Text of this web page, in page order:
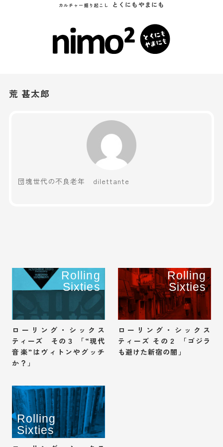
カルチャー掘り起こし とくにもやまにも
荒 甚太郎
団塊世代の不良老年 dilettante
Rolling
Sixties
ローリング・シックス
ティーズ その３ 「“現代
音楽”はヴィトンやグッチ
か？」
Rolling
Sixties
ローリング・シックス
ティーズ その２ 「ゴジラ
も避けた新宿の闇」
Rolling
Sixties